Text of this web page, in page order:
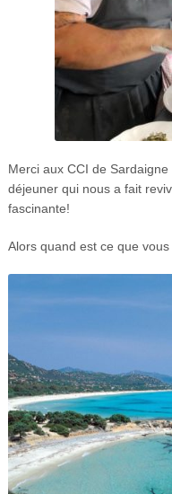
Merci aux CCI de
déjeuner qui nous a fait
fascinante!
Alors quand est ce que